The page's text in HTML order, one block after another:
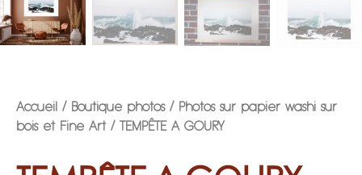
Accueil / Boutique photos/ Photos sur papier washi sur
bois et Fine Art/ TEMPÊTE A GOURY